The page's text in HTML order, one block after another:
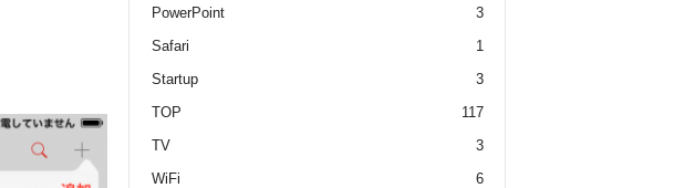
PowerPoint
3
Safari
1
Startup
3
TOP
117
TV
3
WiFi
6